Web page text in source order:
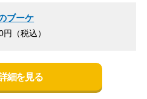
ブーケ
（税込）
細を見る